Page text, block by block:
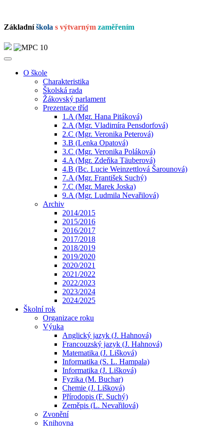
Základníškola s výtvarným zaměřením
O škole
Charakteristika
Školská rada
Žákovský parlament
Prezentace tříd
1.A (Mgr. Hana Pitáková)
2.A (Mgr. Vladimíra Pensdorfová)
2.C (Mgr. Veronika Peterová)
3.B (Lenka Opatová)
3.C (Mgr. Veronika Poláková)
4.A (Mgr. Zdeňka Täuberová)
4.B (Bc. Lucie Weinzettlová Šarounová)
7.A (Mgr. František Suchý)
7.C (Mgr. Marek Joska)
9.A (Mgr. Ludmila Nevařilová)
Archiv
2014/2015
2015/2016
2016/2017
2017/2018
2018/2019
2019/2020
2020/2021
2021/2022
2022/2023
2023/2024
2024/2025
Školní rok
Organizace roku
Výuka
Anglický jazyk (J. Hahnová)
Francouzský jazyk (J. Hahnová)
Matematika (J. Lišková)
Informatika (S. L. Hampala)
Informatika (J. Lišková)
Fyzika (M. Buchar)
Chemie (J. Lišková)
Přírodopis (F. Suchý)
Zeměpis (L. Nevařilová)
Zvonění
Knihovna